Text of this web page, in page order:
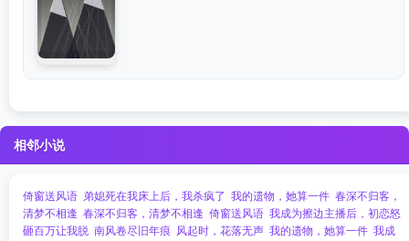
相邻小说
倚窗送风语 弟媳死在我床上后，我杀疯了 我的遗物，她算一件 春深不归客，
清梦不相逢 春深不归客，清梦不相逢 倚窗送风语 我成为擦边主播后，初恋怒
砸百万让我脱 南风卷尽旧年痕 风起时，花落无声 我的遗物，她算一件 我成